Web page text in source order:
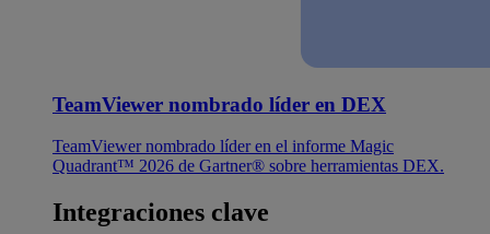
TeamViewer nombrado líder en DEX
TeamViewer nombrado líder en el informe Magic
Quadrant™ 2026 de Gartner® sobre herramientas DEX.
Integraciones clave